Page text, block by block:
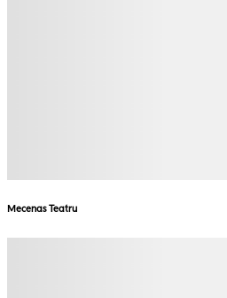
Mecenas Teatru